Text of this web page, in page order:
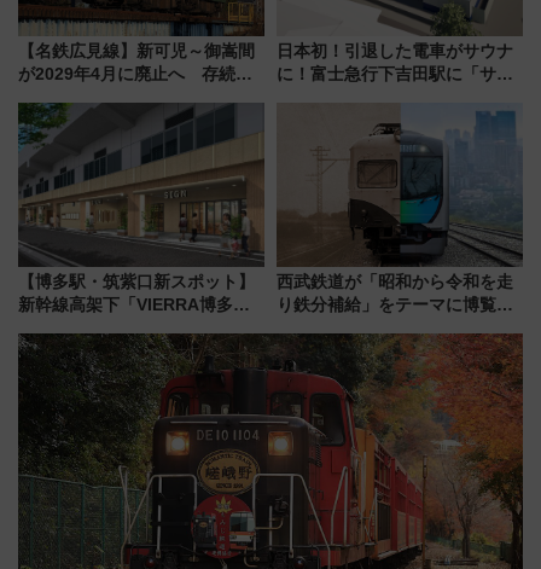
【名鉄広見線】新可児～御嵩間
が2029年4月に廃止へ 存続協
日本初！引退した電車がサウナ
に！富士急行下吉田駅に「サ電
業 行き交う電車の音や振動を
感じながら「ととのう」新感覚
【博多駅・筑紫口新スポット】
新幹線高架下「VIERRA博多テ
など注目の全6店舗 「博多活憩
通り」も一新
西武鉄道が「昭和から令和を走
り鉄分補給」をテーマに博覧会
14日から 新車両「トキイロ」体
験ブースも アクセスや申込方法
を解説